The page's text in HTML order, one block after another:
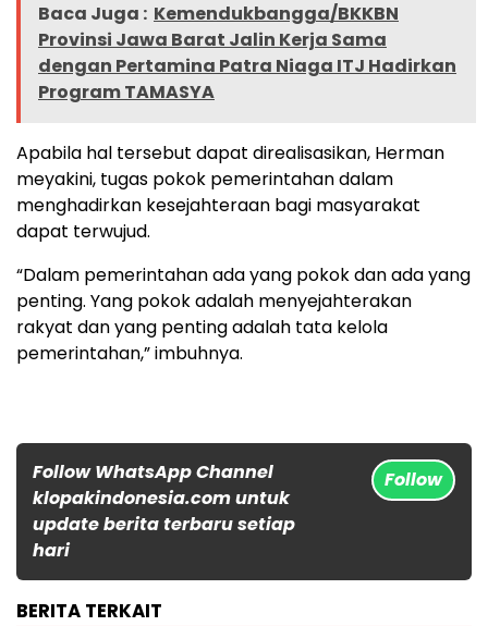
Baca Juga : Kemendukbangga/BKKBN
Provinsi Jawa Barat Jalin Kerja Sama
dengan Pertamina Patra Niaga ITJ Hadirkan
Program TAMASYA
Apabila hal tersebut dapat direalisasikan, Herman
meyakini, tugas pokok pemerintahan dalam
menghadirkan kesejahteraan bagi masyarakat
dapat terwujud.
“Dalam pemerintahan ada yang pokok dan ada yang
penting. Yang pokok adalah menyejahterakan
rakyat dan yang penting adalah tata kelola
pemerintahan,” imbuhnya.
Follow WhatsApp Channel
klopakindonesia.com untuk
update berita terbaru setiap
hari
Follow
BERITA TERKAIT